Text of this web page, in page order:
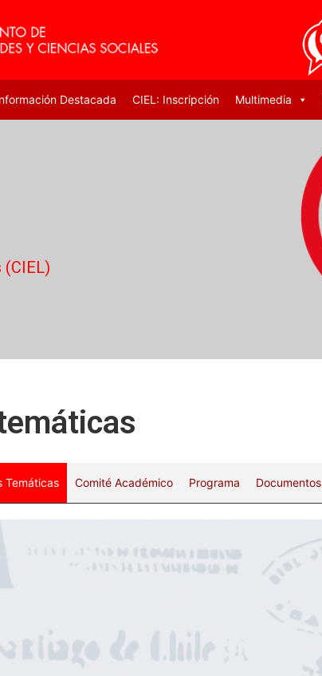
Destacada CIEL: Inscripción Multimedia
Temáticas Comité Académico Programa Documentos